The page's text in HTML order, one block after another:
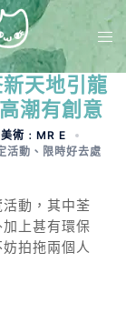
天地引龍
潮有創意
術﹕MR E
活動 、 限時好去處
動，其中荃
上甚有環保
拍拖兩個人